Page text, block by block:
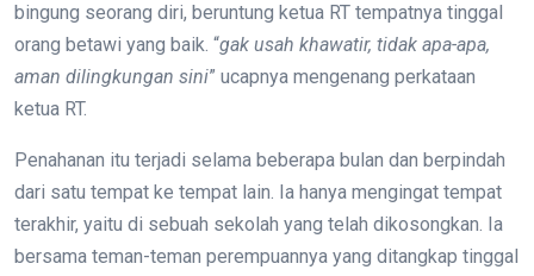
bingung seorang diri, beruntung ketua RT tempatnya tinggal
orang betawi yang baik. “gak usah khawatir, tidak apa-apa,
aman dilingkungan sini” ucapnya mengenang perkataan
ketua RT.
Penahanan itu terjadi selama beberapa bulan dan berpindah
dari satu tempat ke tempat lain. Ia hanya mengingat tempat
terakhir, yaitu di sebuah sekolah yang telah dikosongkan. Ia
bersama teman-teman perempuannya yang ditangkap tinggal